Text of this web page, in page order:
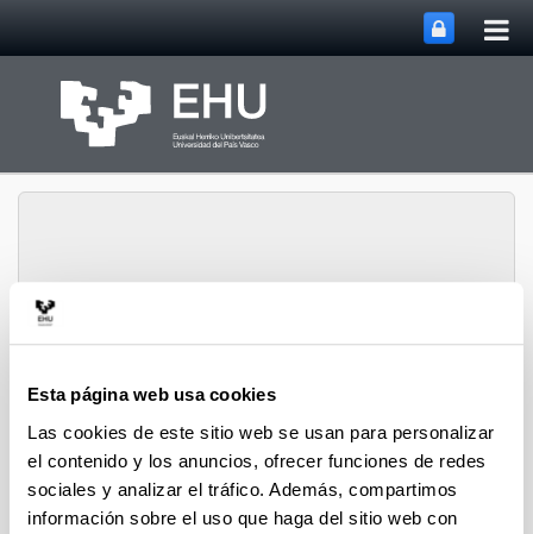
Esta página web usa cookies
Las cookies de este sitio web se usan para personalizar
el contenido y los anuncios, ofrecer funciones de redes
sociales y analizar el tráfico. Además, compartimos
información sobre el uso que haga del sitio web con
Tesis Doctorales